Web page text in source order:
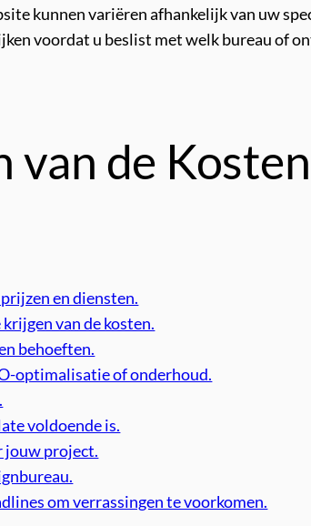
kunnen variëren afhankelijk van uw
voordat u beslist met welk bureau of
de
en diensten.
van de kosten.
behoeften.
optimalisatie of onderhoud.
voldoende is.
jouw project.
om verrassingen te voorkomen.